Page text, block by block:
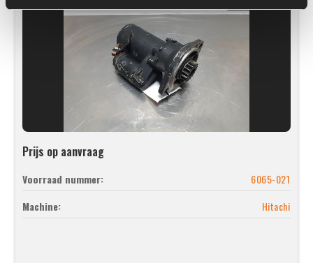
Prijs op aanvraag
Voorraad nummer:
6065-021
Machine:
Hitachi